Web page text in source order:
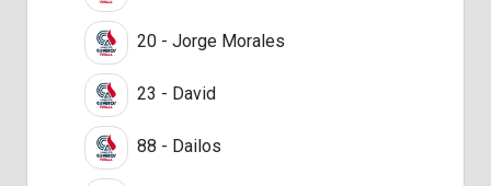
20 - Jorge Morales
23 - David
88 - Dailos